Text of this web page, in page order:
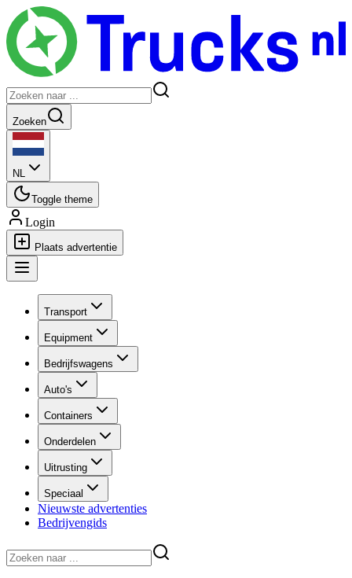
Zoeken
NL
Toggle theme
Login
Plaats advertentie
Transport
Equipment
Bedrijfswagens
Auto's
Containers
Onderdelen
Uitrusting
Speciaal
Nieuwste advertenties
Bedrijvengids